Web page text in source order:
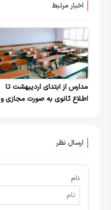
اخبار مرتبط
مدارس از ابتدای اردیبهشت تا
اطلاع ثانوی به صورت مجازی و
ارسال نظر
نام